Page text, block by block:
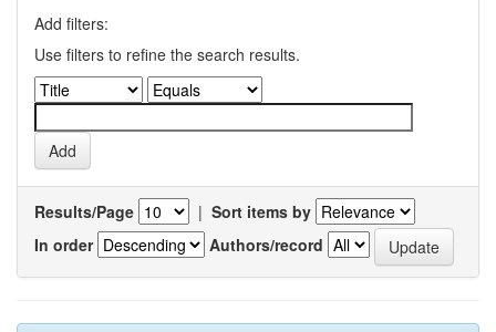
Add filters:
Use filters to refine the search results.
Results/Page | Sort items by
In order
Authors/record